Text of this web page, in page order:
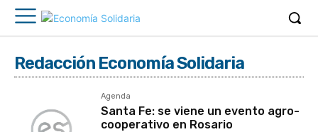
Redacción Economía Solidaria
Agenda
Santa Fe: se viene un evento agro-
cooperativo en Rosario